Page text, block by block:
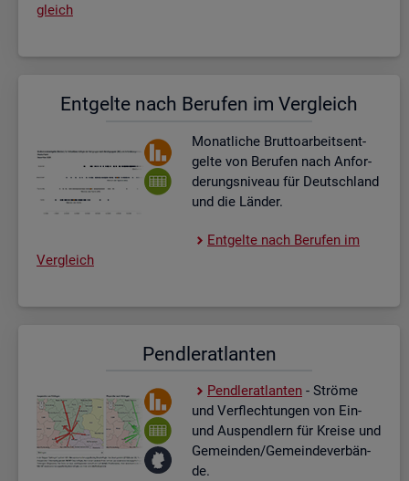
gleich
Ent­gel­te nach Be­ru­fen im Ver­gleich
Mo­nat­li­che Brut­to­ar­beits­ent­
gel­te von Be­ru­fen nach An­for­
de­rungs­ni­veau für Deutsch­land
und die Län­der.
Ent­gel­te nach Be­ru­fen im
Ver­gleich
Pend­ler­at­lan­ten
Pend­ler­at­lan­ten - Strö­me
und Ver­flech­tun­gen von Ein-
und Aus­pend­lern für Krei­se und
Ge­mein­den/Ge­mein­de­ver­bän­
de.